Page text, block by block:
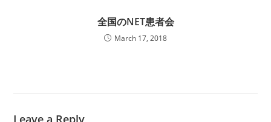
全国のNET患者会
March 17, 2018
Leave a Reply